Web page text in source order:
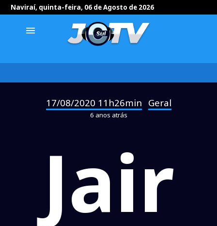
Naviraí, quinta-feira, 06 de Agosto de 2026
menu
17/08/2020 11h26min Geral
6 anos atrás
Jair